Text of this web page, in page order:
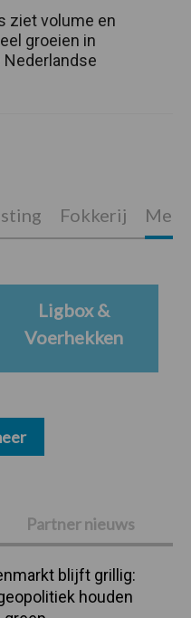
Partner nieuws
blijft grillig:
houden
ziet volume en
groeien in
Nederlandse
Fokkerij
Ligbox &
Voerhekken